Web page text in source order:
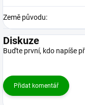
Země původu:
Diskuze
Buďte první, kdo napíše
Přidat komentář